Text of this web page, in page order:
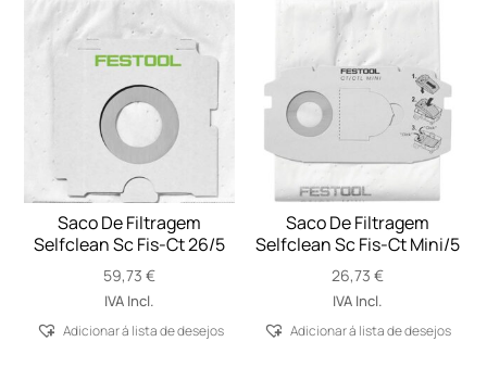
Saco De Filtragem
Selfclean Sc Fis-Ct 26/5
59,73€
IVA Incl.
Adicionar á lista de desejos
Saco De Filtragem
Selfclean Sc Fis-Ct Mini/5
26,73 €
IVA Incl.
Adicionar á lista de desejos